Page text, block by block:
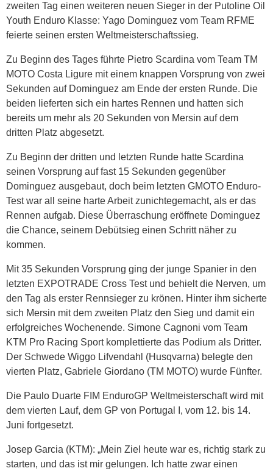
zweiten Tag einen weiteren neuen Sieger in der Putoline Oil
Youth Enduro Klasse: Yago Dominguez vom Team RFME
feierte seinen ersten Weltmeisterschaftssieg.
Zu Beginn des Tages führte Pietro Scardina vom Team TM
MOTO Costa Ligure mit einem knappen Vorsprung von zwei
Sekunden auf Dominguez am Ende der ersten Runde. Die
beiden lieferten sich ein hartes Rennen und hatten sich
bereits um mehr als 20 Sekunden von Mersin auf dem
dritten Platz abgesetzt.
Zu Beginn der dritten und letzten Runde hatte Scardina
seinen Vorsprung auf fast 15 Sekunden gegenüber
Dominguez ausgebaut, doch beim letzten GMOTO Enduro-
Test war all seine harte Arbeit zunichtegemacht, als er das
Rennen aufgab. Diese Überraschung eröffnete Dominguez
die Chance, seinem Debütsieg einen Schritt näher zu
kommen.
Mit 35 Sekunden Vorsprung ging der junge Spanier in den
letzten EXPOTRADE Cross Test und behielt die Nerven, um
den Tag als erster Rennsieger zu krönen. Hinter ihm sicherte
sich Mersin mit dem zweiten Platz den Sieg und damit ein
erfolgreiches Wochenende. Simone Cagnoni vom Team
KTM Pro Racing Sport komplettierte das Podium als Dritter.
Der Schwede Wiggo Lifvendahl (Husqvarna) belegte den
vierten Platz, Gabriele Giordano (TM MOTO) wurde Fünfter.
Die Paulo Duarte FIM EnduroGP Weltmeisterschaft wird mit
dem vierten Lauf, dem GP von Portugal I, vom 12. bis 14.
Juni fortgesetzt.
Josep Garcia (KTM): „Mein Ziel heute war es, richtig stark zu
starten, und das ist mir gelungen. Ich hatte zwar einen